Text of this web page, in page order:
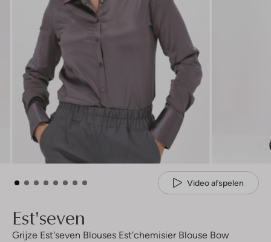
Video afspelen
Est'seven
Grijze Est'seven Blouses Est'chemisier Blouse Bow